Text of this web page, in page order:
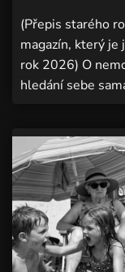
(Přepis starého
magazín, který je
rok 2026) O
hledání sebe